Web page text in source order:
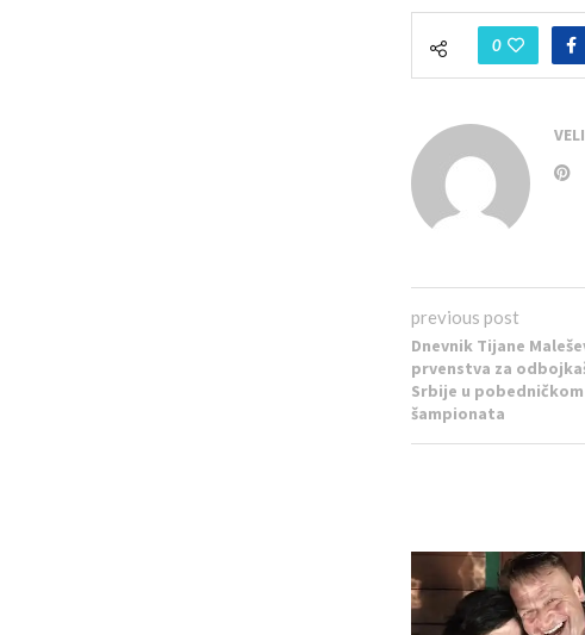
0
previous post
Dnevnik Tijane
prvenstva za
Srbije u
šampionata